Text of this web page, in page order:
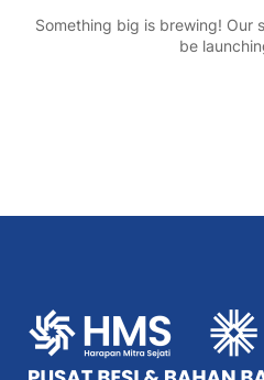
Something big is brewing! Our
be